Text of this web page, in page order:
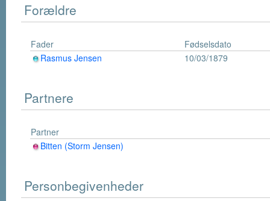
Forældre
Fader
Fødselsdato
Rasmus Jensen
10/03/1879
Partnere
Partner
Bitten (Storm Jensen)
Personbegivenheder